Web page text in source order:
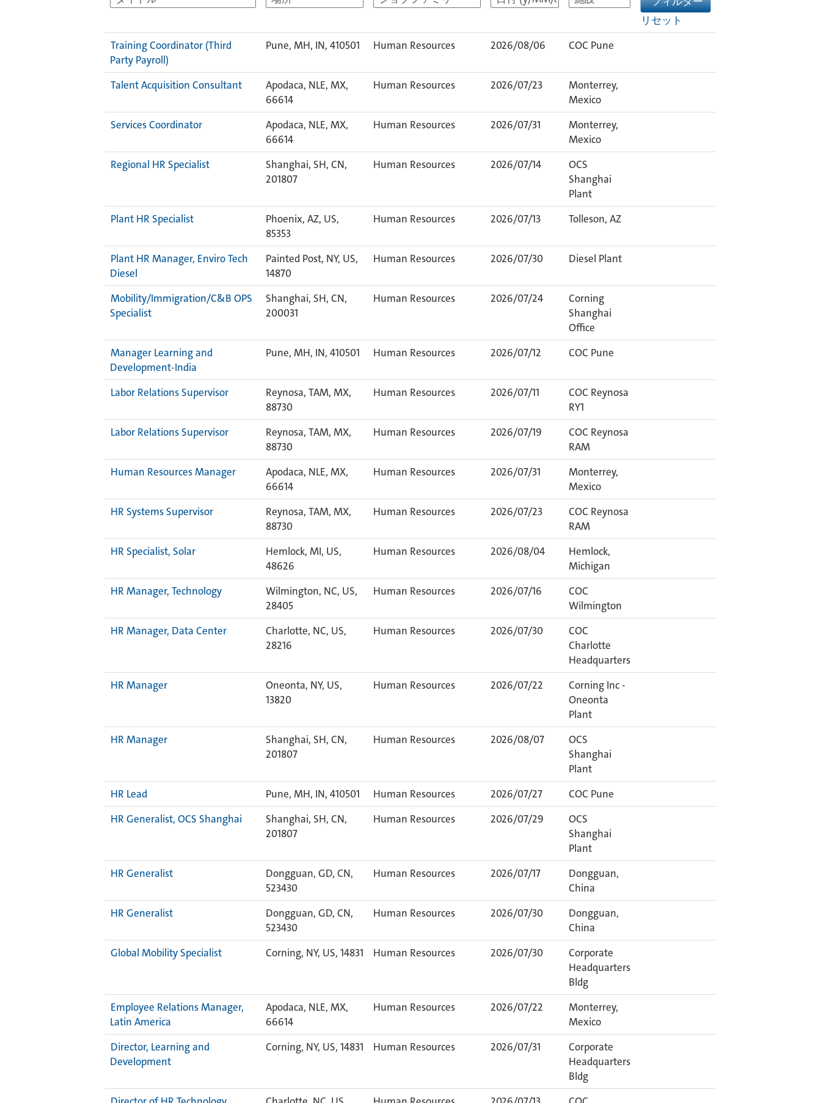
リセット
Training Coordinator (Third
Party Payroll)
Pune, MH, IN, 410501 Human Resources 2026/08/06 COC Pune
Talent Acquisition Consultant
Apodaca, NLE, MX,
66614
Human Resources 2026/07/23
Monterrey,
Mexico
Services Coordinator
Apodaca, NLE, MX,
66614
Human Resources 2026/07/31
Monterrey,
Mexico
Regional HR Specialist
Shanghai, SH, CN,
201807
Human Resources 2026/07/14
OCS
Shanghai
Plant
Plant HR Specialist
Phoenix, AZ, US,
85353
Human Resources 2026/07/13 Tolleson, AZ
Plant HR Manager, Enviro Tech
Diesel
Painted Post, NY, US,
14870
Human Resources 2026/07/30 Diesel Plant
Mobility/Immigration/C&B OPS
Specialist
Shanghai, SH, CN,
200031
Human Resources 2026/07/24
Corning
Shanghai
Office
Manager Learning and
Development-India
Pune, MH, IN, 410501 Human Resources 2026/07/12 COC Pune
Labor Relations Supervisor
Reynosa, TAM, MX,
88730
Human Resources 2026/07/11
COC Reynosa
RY1
Labor Relations Supervisor
Reynosa, TAM, MX,
88730
Human Resources 2026/07/19
COC Reynosa
RAM
Human Resources Manager
Apodaca, NLE, MX,
66614
Human Resources 2026/07/31
Monterrey,
Mexico
HR Systems Supervisor
Reynosa, TAM, MX,
88730
Human Resources 2026/07/23
COC Reynosa
RAM
HR Specialist, Solar
Hemlock, MI, US,
48626
Human Resources 2026/08/04
Hemlock,
Michigan
HR Manager, Technology
Wilmington, NC, US,
28405
Human Resources 2026/07/16
COC
Wilmington
HR Manager, Data Center
Charlotte, NC, US,
28216
Human Resources 2026/07/30
COC
Charlotte
Headquarters
HR Manager
Oneonta, NY, US,
13820
Human Resources 2026/07/22
Corning Inc -
Oneonta
Plant
HR Manager
Shanghai, SH, CN,
201807
Human Resources 2026/08/07
OCS
Shanghai
Plant
HR Lead
Pune, MH, IN, 410501 Human Resources 2026/07/27
COC Pune
HR Generalist, OCS Shanghai
Shanghai, SH, CN,
201807
Human Resources 2026/07/29
OCS
Shanghai
Plant
HR Generalist
Dongguan, GD, CN,
523430
Human Resources 2026/07/17
Dongguan,
China
HR Generalist
Dongguan, GD, CN,
523430
Human Resources 2026/07/30
Dongguan,
China
Global Mobility Specialist
Corning, NY, US, 14831 Human Resources 2026/07/30
Corporate
Headquarters
Bldg
Employee Relations Manager,
Latin America
Apodaca, NLE, MX,
66614
Human Resources 2026/07/22
Monterrey,
Mexico
Director, Learning and
Development
Corning, NY, US, 14831 Human Resources 2026/07/31
Corporate
Headquarters
Bldg